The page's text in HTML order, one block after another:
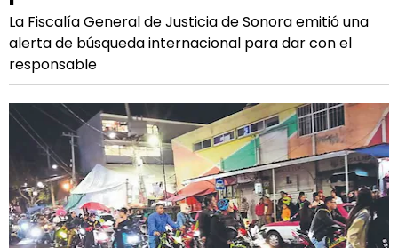
La Fiscalía General de Justicia de Sonora emitió una
alerta de búsqueda internacional para dar con el
responsable